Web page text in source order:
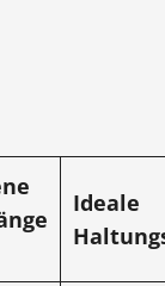
Ideale